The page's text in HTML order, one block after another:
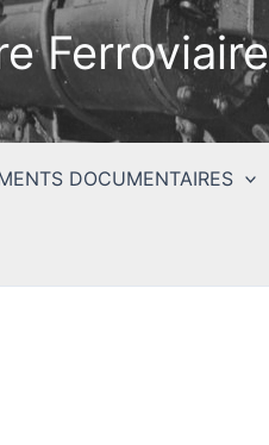
Ferroviaire
DOCUMENTAIRES